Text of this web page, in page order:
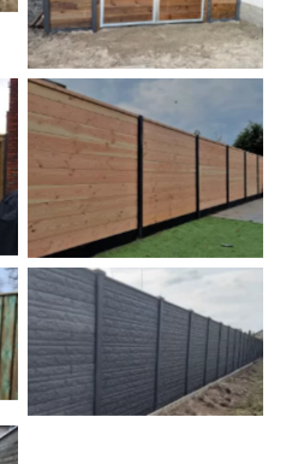
Douglas
Rots motief antraciet